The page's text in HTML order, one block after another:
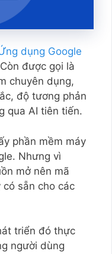
dụng Google
được gọi là
chuyên dụng,
độ tương phản
qua AI tiên tiến.
phần mềm máy
Nhưng vì
mở nên mã
sẵn cho các
triển đó thực
người dùng